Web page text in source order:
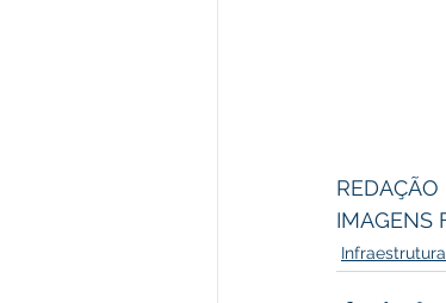
IMAGENS